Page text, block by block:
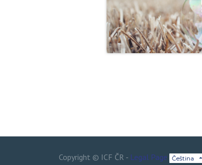
Copyright © ICF ČR - Legal Page Čeština